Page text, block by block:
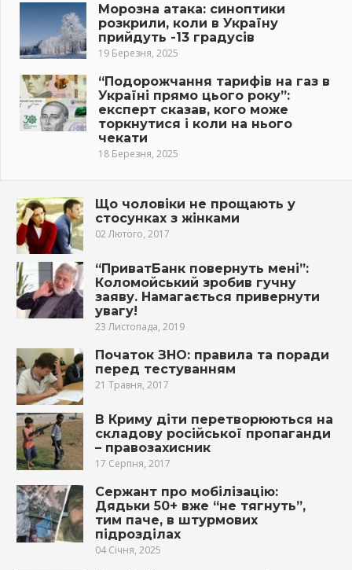
Морозна атака: синоптики
розкрили, коли в Україну
прийдуть -13 градусів
19 Березня, 2025
“Подорожчання тарифів на газ в
Україні прямо цього року”:
експерт сказав, кого може
торкнутися і коли на нього
чекати
18 Березня, 2025
Що чоловіки не прощають у
стосунках з жінками
02 Лютого, 2017
“ПриватБанк повернуть мені”:
Коломойський зробив гучну
заяву. Намагається привернути
увагу!
23 Листопада, 2019
Початок ЗНО: правила та поради
перед тестуванням
21 Травня, 2017
В Криму діти перетворюються на
складову російської пропаганди
– правозахисник
17 Серпня, 2017
Сержант про мобілізацію:
Дядьки 50+ вже “не тягнуть”,
тим паче, в штурмових
підрозділах
04 Січня, 2025